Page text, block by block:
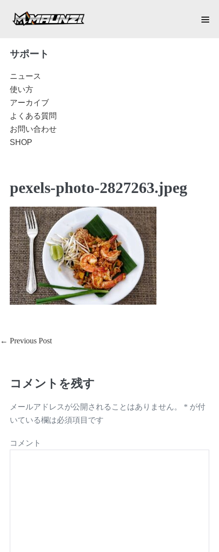
サポート
ニュース
使い方
アーカイブ
よくある質問
お問い合わせ
SHOP
pexels-photo-2827263.jpeg
Post
← Previous Post
コメントを残す
メールアドレスが公開されることはありません。 * が付
いている欄は必須項目です
コメント